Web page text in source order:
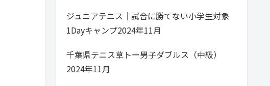
ジュニアテニス｜試合に勝てない小学生対象
1Dayキャンプ2024年11月
千葉県テニス草トー男子ダブルス（中級）
2024年11月